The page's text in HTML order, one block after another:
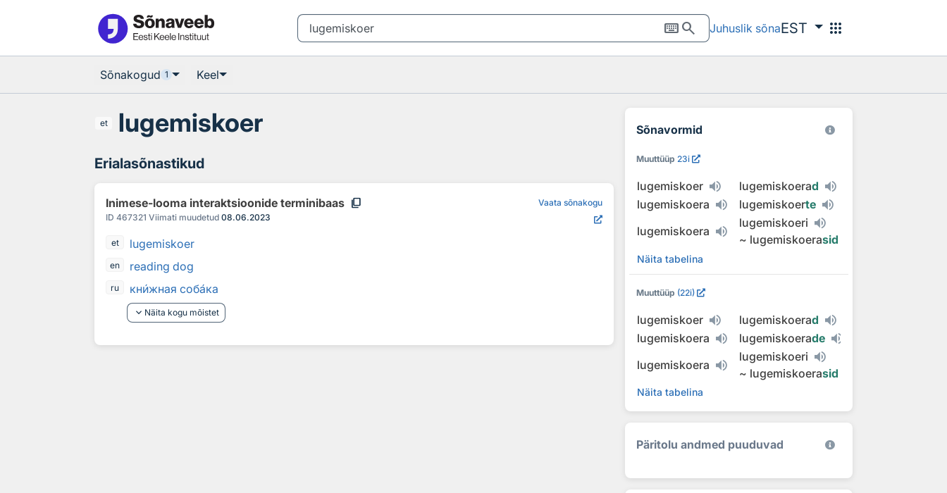
keyboardsearch Juhuslik sõnaEST apps
Sõnakogud 1 Keel
et lugemiskoer
Erialasõnastikud
Inimese-looma interaktsioonide terminibaas content_copy
ID 467321 Viimati muudetud 08.06.2023
Vaata sõnakogu
et lugemiskoer
en reading dog
ru книжная собака
keyboard_arrow_down Näita kogu mõistet
Sõnavormid
Muuttüüp 23i
lugemiskoer lugemiskoerad
lugemiskoera
lugemiskoerte
lugemiskoera
lugemiskoeri
~ lugemiskoerasid
Näita tabelina
Muuttüüp (22i)
lugemiskoer lugemiskoerad
lugemiskoera
lugemiskoerade
lugemiskoera
lugemiskoeri
~ lugemiskoerasid
Näita tabelina
Päritolu andmed puuduvad